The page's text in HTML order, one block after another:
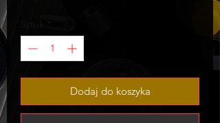
Dodaj do koszyka